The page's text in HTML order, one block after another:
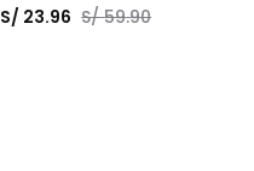
S/ 23.96 S/ 59.90